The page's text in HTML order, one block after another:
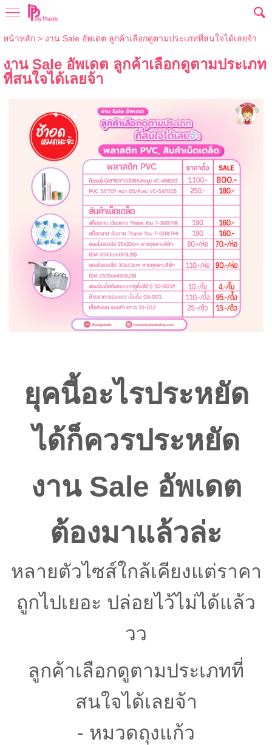
หน้าหลัก> งาน Sale อัพเดต ลูกค้าเลือกดูตามประเภทที่สนใจได้เลยจ้า
งาน Sale อัพเดต ลูกค้าเลือกดูตามประเภท
ที่สนใจได้เลยจ้า
ยุคนี้อะไรประหยัด
ได้ก็ควรประหยัด
งาน Sale อัพเดต
ต้องมาแล้วล่ะ
หลายตัวไซส์ใกล้เคียงแต่ราคา
ถูกไปเยอะ ปล่อยไว้ไม่ได้แล้ว
วว
ลูกค้าเลือกดูตามประเภทที่
สนใจได้เลยจ้า
- หมวดถุงแก้ว